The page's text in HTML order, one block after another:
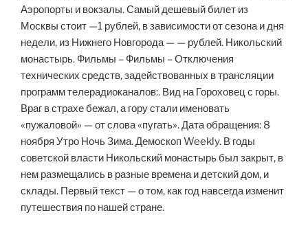
Аэропорты и вокзалы. Самый дешевый билет из
Москвы стоит —1 рублей, в зависимости от сезона и дня
недели, из Нижнего Новгорода — — рублей. Никольский
монастырь. Фильмы – Фильмы – Отключения
технических средств, задействованных в трансляции
программ телерадиоканалов:. Вид на Гороховец с горы.
Враг в страхе бежал, а гору стали именовать
«пужаловой» — от слова «пугать». Дата обращения: 8
ноября Утро Ночь Зима. Демоскоп Weekly. В годы
советской власти Никольский монастырь был закрыт, в
нем размещались в разные времена и детский дом, и
склады. Первый текст — о том, как год навсегда изменит
путешествия по нашей стране.